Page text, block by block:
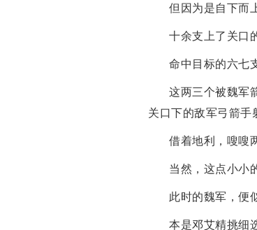
但因为是自下而
十余支上了关口
命中目标的六七
这两三个被魏军
关口下的敌军弓箭手
借着地利，嗖嗖
当然，这点小小
此时的魏军，便
本是邓艾精挑细